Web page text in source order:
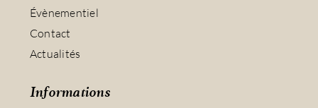
Évènementiel
Contact
Actualités
Informations